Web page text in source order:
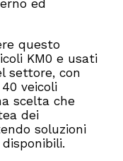
ed
questo
KM0 e usati
settore, con
veicoli
scelta che
dei
soluzioni